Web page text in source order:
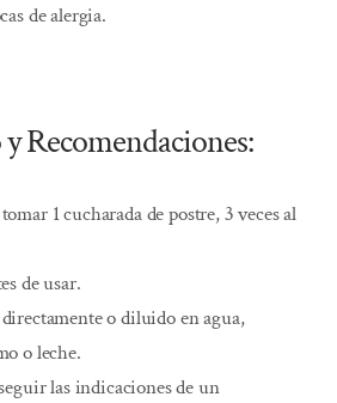
de alergia.
Recomendaciones:
1 cucharada de postre, 3 veces al
de usar.
o diluido en agua,
o leche.
las indicaciones de un